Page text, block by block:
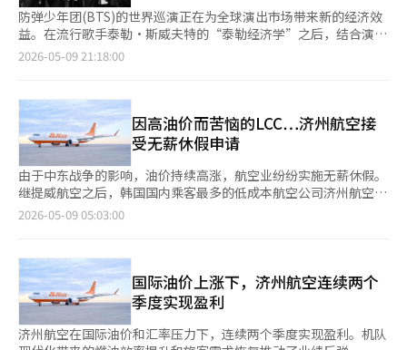
4%。仁川飞往富国岛、岘港、曼谷、新加坡等热门东南亚航线班
次明显减少，部分航线由此前每周7班缩减至每周3至4班，万象航
线则暂停运营两个月。随着国际航线缩减，济州航空还决定针对客
舱乘务员实施无薪休假，以降低运营成本。 除济州航空外，真航
航线运力，并同步推进成本控制措施。业内人士表示，中长途国际
航线对燃油价格变化尤为敏感，随着燃油附加费持续上涨，旅客出
行需求明显减弱；相比之下，日本等短途航线因飞行距离较短，市
场需求仍相对稳定。 数据显示，作为5月燃油附加费计价基准的新
加坡航空燃油平均价格已超过每桶214美元，较两个月前上涨逾
150%。航油价格短期内大幅飙升，正持续侵蚀航空公司的盈利空
间。 面对不断攀升的成本压力，韩国航空业已进入“紧急经
营”状态。除无薪休假外，部分航司还推迟员工奖金发放。与此同
过压缩支出、调整运力等方式应对行业风险。 不过，相较于大型
航司，低成本航空公司的财务状况更加脆弱。数据显示，德威航空
负债率已超过3400%，Air Premia则已陷入完全资不抵债状态。
市场分析认为，今年第一季度韩国航空公司整体业绩尚能维持稳
定，但随着高油价、高汇率及旅游需求放缓等因素在第二季度集中
体现，低成本航空公司的盈利能力或将进一步恶化。业内甚至担
防弹少年团(BTS)的世界巡演正在为全球演出市场带来新的经济效
益。在流行歌手泰勒·斯威夫特的“泰勒经济学”之后，结合演出
与旅游住宿交通消费的“BTS经济学”正在逐步显现。 HYBE于9
盖北美、中南美、欧洲和亚洲的主要城市。 英国路透社预计，BTS
世界巡演的总收益将达到约18亿美元，折合韩元约为2万7000亿。
路透社表示，这一规模接近或可与泰勒·斯威夫特的“时代巡
演”和酷玩乐队的“音乐之球世界巡演”相媲美。 此次巡演的规
模也是前所未有的。路透社报道，BTS的此次巡演被评为K-pop团
体中规模最大的世界巡演。34个城市的行程和超过80场的演出，
不仅提升了门票销售，还带动了当地的住宿、航空、餐饮、交通和
周边商品消费。 墨西哥的演出也开始显现经济效益。HYBE估计，
济效益。当地报道也提到，墨西哥城演出期间，旅游和商业区的销
售额预计将大幅增长。 BTS经济学的核心在于粉丝的流动性。大型
粉丝群体的消费不仅限于演出场馆内。演出前后，机票、酒店、餐
饮、地方旅游和周边商品的购买也随之而来。城市将演出视为文化
活动和旅游事件，策划方则结合场馆外的体验内容，拓宽消费接触
点。 HYBE一直以来运营的“城市”模式也与这一趋势相吻合。在
2026-05-09 21:18:00
因高油价而苦恼的LCC…济州航空接
受无薪休假申请
由于中东战争的影响，油价持续高涨，航空业纷纷实施无薪休假。
继提威航空之后，韩国国内乘客最多的低成本航空公司济州航空也
决定接受无薪休假申请。 济州航空于8日表示，将接受希望申请无
高油价影响，决定在本月和下月减少国际航班的4%。除了济州航
空，其他国内航空公司也在减少航班。航空业界正在考虑或实施无
薪休假，以解决因航班减少而出现的闲置人力问题。提威航空也在
5月至6月期间接受客舱乘务员的无薪休假申请。 巧合的是，济州
航空当天公布了第一季度的良好业绩。济州航空在今年第一季度的
2026-05-09 05:03:00
国际油价上涨下，济州航空连续两个
季度实现盈利
济州航空在国际油价和汇率压力下，连续两个季度实现盈利。机队